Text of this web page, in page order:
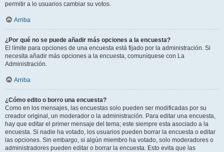
permitir a lo usuarios cambiar su votos.
Arriba
¿Por qué no se puede añadir más opciones a la encuesta?
El límite para opciones de una encuesta está fijado por la administración. Si
necesita añadir más opciones a la encuesta, comuníquese con La
Administración.
Arriba
¿Cómo edito o borro una encuesta?
Como en los mensajes, las encuestas solo pueden ser modificadas por su
creador original, un moderador o la administración. Para editar una encuesta,
hay que editar el primer mensaje del tema; este siempre esta asociado a la
encuesta. Si nadie ha votado, los usuarios pueden borrar la encuesta o editar
las opciones. Sin embargo, si algún miembro ha votado, solo moderadores o
administradores pueden editar o borrar la encuesta. Esto evita que las